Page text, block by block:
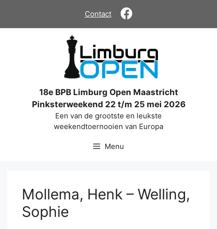
de
Contact
18e BPB Limburg Open Maastricht
Pinksterweekend 22 t/m 25 mei 2026
Een van de grootste en leukste
weekendtoernooien van Europa
Menu
Mollema, Henk – Welling,
Sophie